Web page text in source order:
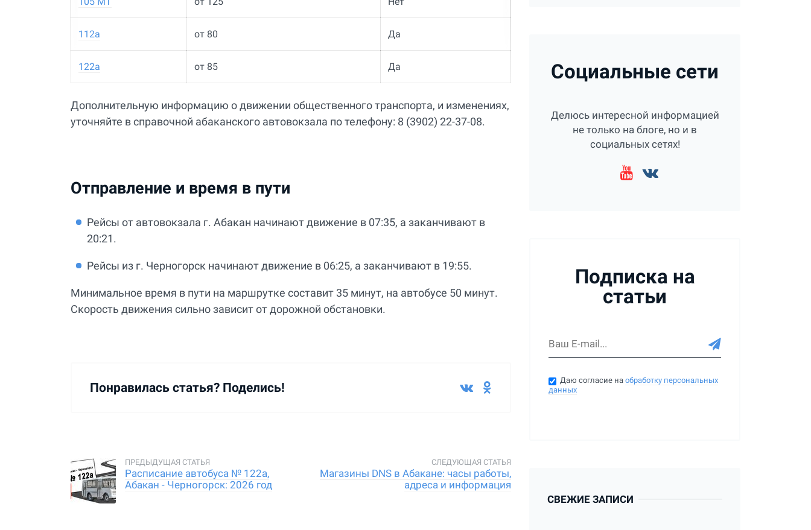
112а от 80 Да
122а от 85 Да
Дополнительную информацию о движении общественного транспорта, и изменениях,
уточняйте в справочной абаканского автовокзала по телефону: 8 (3902) 22-37-08.
Отправление и время в пути
Рейсы от автовокзала г. Абакан начинают движение в 07:35, а заканчивают в
20:21.
Рейсы из г. Черногорск начинают движение в 06:25, а заканчивают в 19:55.
Минимальное время в пути на маршрутке составит 35 минут, на автобусе 50 минут.
Скорость движения сильно зависит от дорожной обстановки.
Понравилась статья? Поделись!
Расписание автобуса № 122а,
Абакан - Черногорск: 2026 год
Магазины DNS в Абакане: часы работы,
адреса и информация
Социальные сети
Делюсь интересной информацией
не только на блоге, но и в
социальных сетях!
Подписка на
статьи
Даю согласие наобработку персональных
данных
СВЕЖИЕ ЗАПИСИ